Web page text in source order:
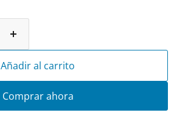
Añadir al carrito
Comprar ahora